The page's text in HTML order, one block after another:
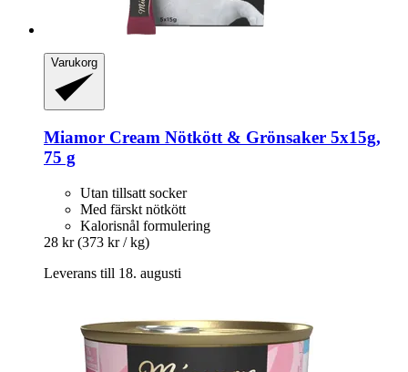
Varukorg
Miamor Cream Nötkött & Grönsaker 5x15g,
75 g
Utan tillsatt socker
Med färskt nötkött
Kalorisnål formulering
28 kr (373 kr / kg)
Leverans till 18. augusti